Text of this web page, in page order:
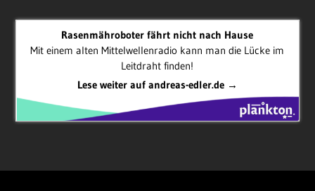
Rasenmähroboter fährt nicht nach Hause
Mit einem alten Mittelwellenradio kann man die Lücke im
Leitdraht finden!
Lese weiter auf andreas-edler.de →